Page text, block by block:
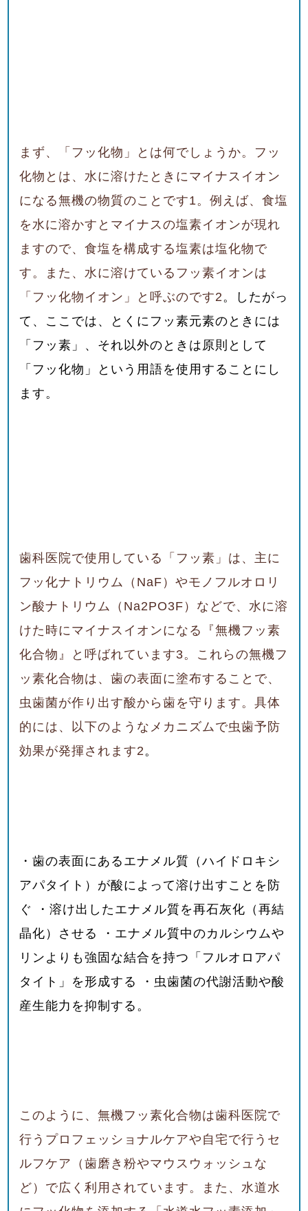
まず、「フッ化物」とは何でしょうか。フッ
化物とは、水に溶けたときにマイナスイオン
になる無機の物質のことです1 。例えば、食塩
を水に溶かすとマイナスの塩素イオンが現れ
ますので、食塩を構成する塩素は塩化物で
す。また、水に溶けているフッ素イオンは
「フッ化物イオン」と呼ぶのです2 。したがっ
て、ここでは、とくにフッ素元素のときには
「フッ素」、それ以外のときは原則として
「フッ化物」という用語を使用することにし
ます。
歯科医院で使用している「フッ素」は、主に
フッ化ナトリウム（NaF ）やモノフルオロリ
ン酸ナトリウム（Na2PO3F ）などで、水に溶
けた時にマイナスイオンになる『無機フッ素
化合物』と呼ばれています3。これらの無機フ
ッ素化合物は、歯の表面に塗布することで、
虫歯菌が作り出す酸から歯を守ります。具体
的には、以下のようなメカニズムで虫歯予防
効果が発揮されます2。
・歯の表面にあるエナメル質（ハイドロキシ
アパタイト）が酸によって溶け出すことを防
ぐ ・溶け出したエナメル質を再石灰化（再結
晶化）させる ・エナメル質中のカルシウムや
リンよりも強固な結合を持つ「フルオロアパ
タイト」を形成する ・虫歯菌の代謝活動や酸
産生能力を抑制する。
このように、無機フッ素化合物は歯科医院で
行うプロフェッショナルケアや自宅で行うセ
ルフケア（歯磨き粉やマウスウォッシュな
ど）で広く利用されています。また、水道水